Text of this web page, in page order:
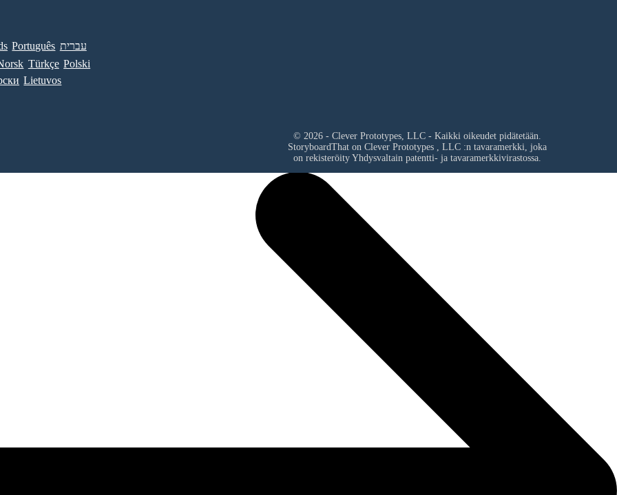
Português עברית
Türkçe Polski
Lietuvos
© 2026 - Clever Prototypes, LLC - Kaikki oikeudet pidätetään.
StoryboardThat on Clever Prototypes , LLC:n tavaramerkki, joka
on rekisteröity Yhdysvaltain patentti- ja tavaramerkkivirastossa.